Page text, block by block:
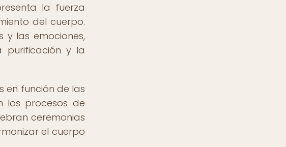
la fuerza
del cuerpo.
y las emociones,
purificación y la
en función de las
los procesos de
ceremonias
el cuerpo